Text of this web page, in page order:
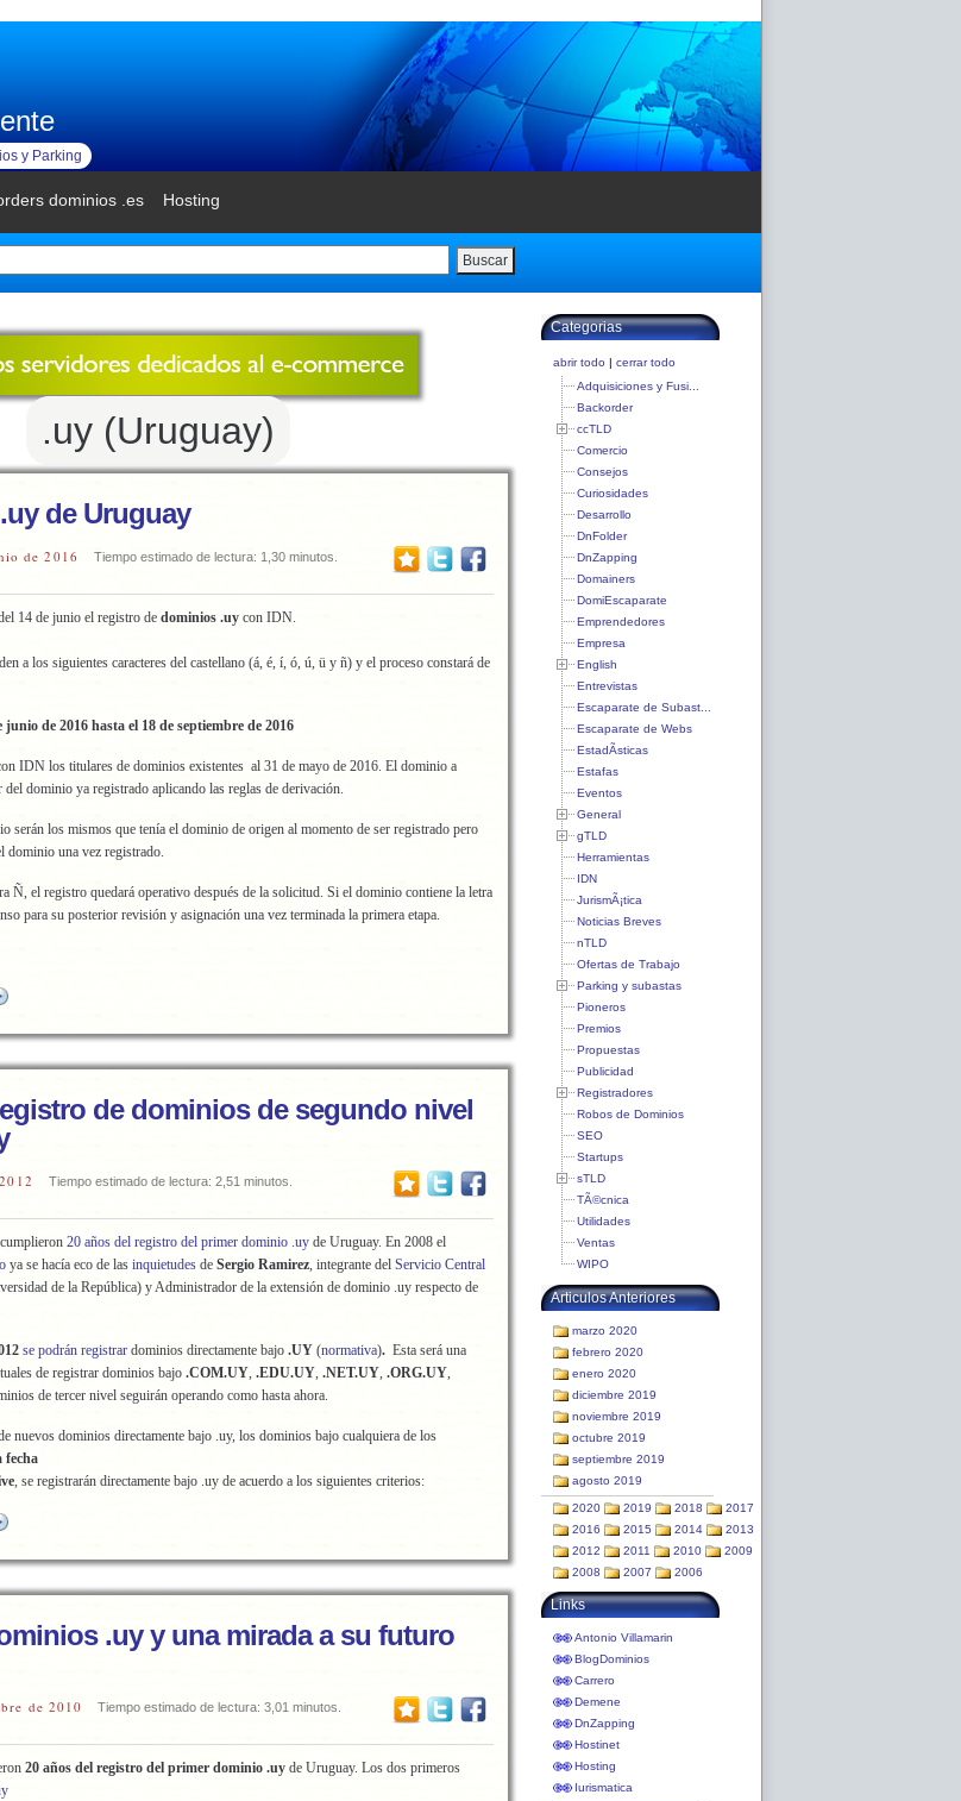
y Parking
dominios .es Hosting
Buscar
.uy (Uruguay)
de Uruguay
de 2016 Tiempo estimado de lectura: 1,30 minutos.
14 de junio el registro de dominios .uy con IDN.
a los siguientes caracteres del castellano (á, é, í, ó, ú, ü y ñ) y el proceso constará de
junio de 2016 hasta el 18 de septiembre de 2016
IDN los titulares de dominios existentes al 31 de mayo de 2016. El dominio a
del dominio ya registrado aplicando las reglas de derivación.
serán los mismos que tenía el dominio de origen al momento de ser registrado pero
dominio una vez registrado.
Ñ, el registro quedará operativo después de la solicitud. Si el dominio contiene la letra
para su posterior revisión y asignación una vez terminada la primera etapa.
de dominios de segundo nivel
Tiempo estimado de lectura: 2,51 minutos.
20 años del registro del primer dominio .uy de Uruguay. En 2008 el
ya se hacía eco de las inquietudes de Sergio Ramirez, integrante del Servicio Central
de la República) y Administrador de la extensión de dominio .uy respecto de
se podrán registrar dominios directamente bajo .UY (normativa). Esta será una
de registrar dominios bajo .COM.UY, .EDU.UY, .NET.UY, .ORG.UY,
de tercer nivel seguirán operando como hasta ahora.
nuevos dominios directamente bajo .uy, los dominios bajo cualquiera de los
fecha
, se registrarán directamente bajo .uy de acuerdo a los siguientes criterios:
.uy y una mirada a su futuro
de 2010 Tiempo estimado de lectura: 3,01 minutos.
20 años del registro del primer dominio .uy de Uruguay. Los dos primeros
Categorias
abrir todo | cerrar todo
Adquisiciones y Fusi...
Backorder
ccTLD
Comercio
Consejos
Curiosidades
Desarrollo
DnFolder
DnZapping
Domainers
DomiEscaparate
Emprendedores
Empresa
English
Entrevistas
Escaparate de Subast...
Escaparate de Webs
EstadÃ­sticas
Estafas
Eventos
General
gTLD
Herramientas
IDN
JurismÃ¡tica
Noticias Breves
nTLD
Ofertas de Trabajo
Parking y subastas
Pioneros
Premios
Propuestas
Publicidad
Registradores
Robos de Dominios
SEO
Startups
sTLD
TÃ©cnica
Utilidades
Ventas
WIPO
Articulos Anteriores
marzo 2020
febrero 2020
enero 2020
diciembre 2019
noviembre 2019
octubre 2019
septiembre 2019
agosto 2019
2020 2019 2018
2017
2016
2015 2014
2013
2012
2011 2010
2009
2008
2007 2006
Links
Antonio Villamarin
BlogDominios
Carrero
Demene
DnZapping
Hostinet
Hosting
Iurismatica